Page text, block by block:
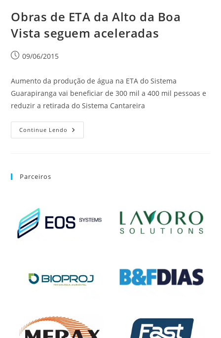
Obras de ETA da Alto da Boa
Vista seguem aceleradas
09/06/2015
Aumento da produção de água na ETA do Sistema
Guarapiranga vai beneficiar de 300 mil a 400 mil pessoas e
reduzir a retirada do Sistema Cantareira
Continue Lendo
Parceiros